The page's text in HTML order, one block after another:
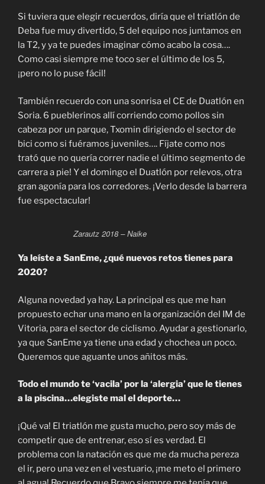
Si tuviera que elegir recuerdos, diría que el triatlón de
Deba fue muy divertido, 5 del equipo nos juntamos en
la T2, y ya te puedes imaginar cómo acabo la cosa….
Como casi siempre me toco ser el último de los 5,
¡pero no lo puse fácil!
También recuerdo con una sonrisa el CE de Duatlón en
Soria. 6 pueblerinos allí corriendo como pollos sin
cabeza por un parque, Txomin dirigiendo el sector de
bici como si fuéramos juveniles…. Fíjate como nos
trató que no quería correr nadie el último segmento de
carrera a pie! Y el domingo el Duatlón por relevos, otra
gran agonía para los corredores. ¡Verlo desde la barrera
fue espectacular!
Zarautz 2018 – Naike
Ya leíste a SanEme, ¿qué nuevos retos tienes para
2020?
Alguna novedad ya hay. La principal es que me han
propuesto echar una mano en la organización del IM de
Vitoria, para el sector de ciclismo. Ayudar a gestionarlo,
ya que SanEme ya tiene una edad y chochea un poco.
Queremos que aguante unos añitos más.
Todo el mundo te ‘vacila’ por la ‘alergia’ que le tienes
a la piscina…elegiste mal el deporte…
¡Qué va! El triatlón me gusta mucho, pero soy más de
competir que de entrenar, eso sí es verdad. El
problema con la natación es que me da mucha pereza
el ir, pero una vez en el vestuario, ¡me meto el primero